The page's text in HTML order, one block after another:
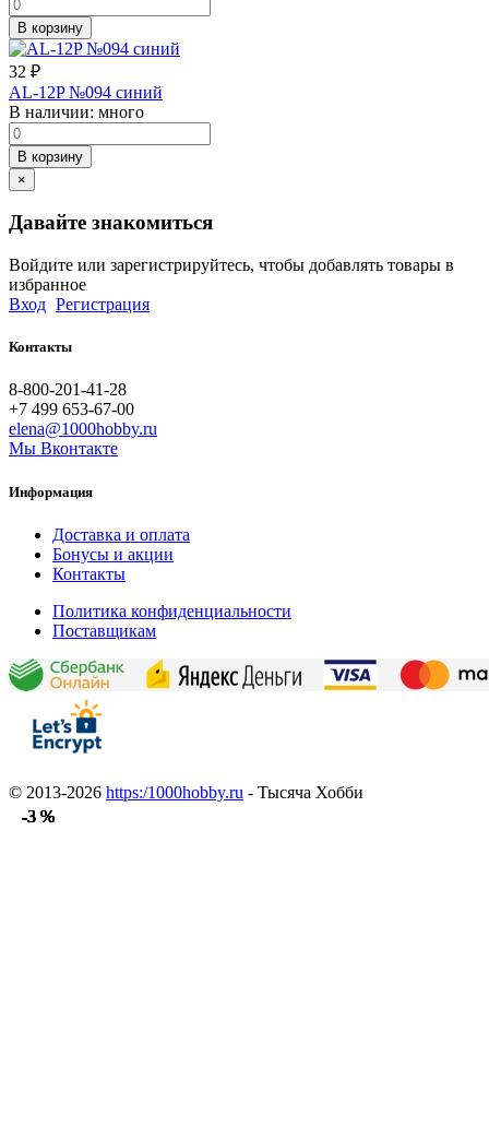
-3 %
-3 %
-3 %
-3 %
-3 %
-3 %
-3 %
-3 %
-3 %
-3 %
-3 %
В корзину
-3 %
32 ₽
AL-12P №094 синий
В наличии: много
В корзину
×
Давайте знакомиться
Войдите или зарегистрируйтесь, чтобы добавлять товары в
избранное
Вход Регистрация
Контакты
8-800-201-41-28
+7 499 653-67-00
elena@1000hobby.ru
Мы Вконтакте
Информация
Доставка и оплата
Бонусы и акции
Контакты
Политика конфиденциальности
Поставщикам
© 2013-2026 https:/1000hobby.ru - Тысяча Хобби